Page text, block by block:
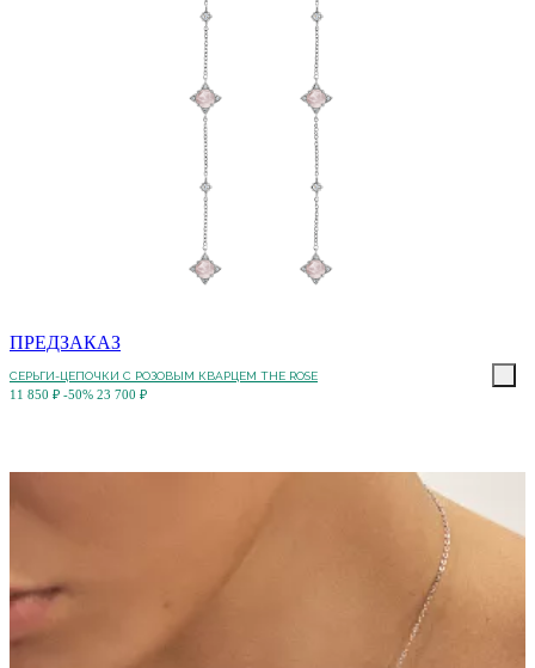
ПРЕДЗАКАЗ
СЕРЬГИ-ЦЕПОЧКИ С РОЗОВЫМ КВАРЦЕМ THE ROSE
11 850 ₽ -50% 23 700 ₽